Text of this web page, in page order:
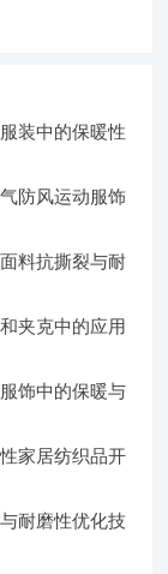
装中的保暖性
防风运动服饰
料抗撕裂与耐
夹克中的应用
饰中的保暖与
家居纺织品开
耐磨性优化技